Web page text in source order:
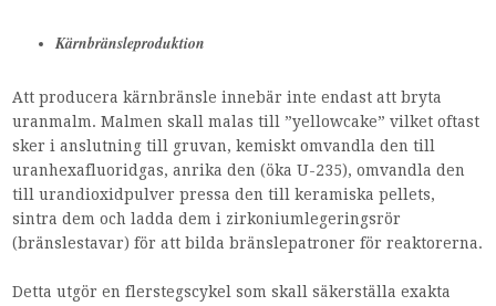
Kärnbränsleproduktion
Att producera kärnbränsle innebär inte endast att bryta
uranmalm. Malmen skall malas till ”yellowcake” vilket oftast
sker i anslutning till gruvan, kemiskt omvandla den till
uranhexafluoridgas, anrika den (öka U-235), omvandla den
till urandioxidpulver pressa den till keramiska pellets,
sintra dem och ladda dem i zirkoniumlegeringsrör
(bränslestavar) för att bilda bränslepatroner för reaktorerna.
Detta utgör en flerstegscykel som skall säkerställa exakta